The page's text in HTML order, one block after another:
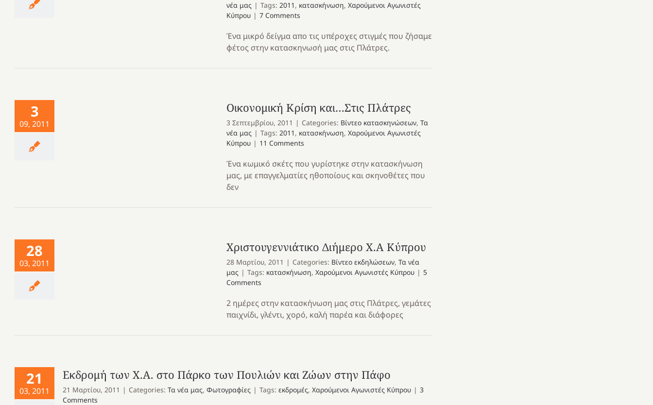
νέα μας | Tags: 2011 , κατασκήνωση, Χαρούμενοι Αγωνιστές
Κύπρου | 7 Comments
Ένα μικρό δείγμα απο τις υπέροχες στιγμές που ζήσαμε
φέτος στην κατασκηνωσή μας στις Πλάτρες.
3
09, 2011
Οικονομική Κρίση και…Στις Πλάτρες
3 Σεπτεμβρίου, 2011 | Categories: Βίντεο κατασκηνώσεων, Τα
νέα μας | Tags: 2011 , κατασκήνωση, Χαρούμενοι Αγωνιστές
Κύπρου | 11 Comments
Ένα κωμικό σκέτς που γυρίστηκε στην κατασκήνωση
μας, με επαγγελματίες ηθοποίους και σκηνοθέτες που
δεν
28
03, 2011
Χριστουγεννιάτικο Διήμερο Χ.Α Κύπρου
28 Μαρτίου, 2011 | Categories: Βίντεο εκδηλώσεων, Τα νέα
μας | Tags: κατασκήνωση, Χαρούμενοι Αγωνιστές Κύπρου | 5
Comments
2 ημέρες στην κατασκήνωση μας στις Πλάτρες, γεμάτες
παιχνίδι, γλέντι, χορό, καλή παρέα και διάφορες
21
03, 2011
Εκδρομή των Χ.Α. στο Πάρκο των Πουλιών και Ζώων στην Πάφο
21 Μαρτίου, 2011 | Categories: Τα νέα μας, Φωτογραφίες | Tags: εκδρομές, Χαρούμενοι Αγωνιστές Κύπρου | 3
Comments